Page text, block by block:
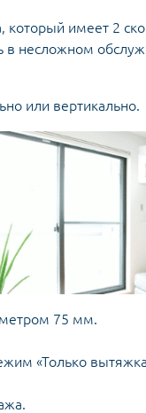
который имеет 2
в несложном
или вертикально.
75 мм.
«Только